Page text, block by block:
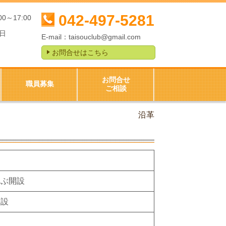
～17:00
042-497-5281
E-mail： taisouclub@gmail.com
お問合せはこちら
職員募集
お問合せ
ご相談
沿革
開設